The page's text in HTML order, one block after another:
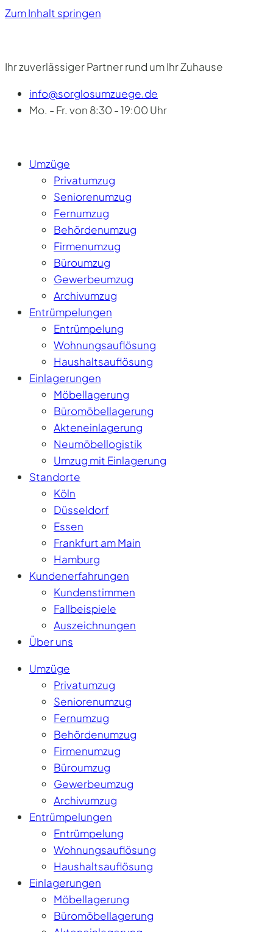
Zum Inhalt springen
Ihr zuverlässiger Partner rund um Ihr Zuhause
info@sorglosumzuege.de
Mo. - Fr. von 8:30 - 19:00 Uhr
Umzüge
Privatumzug
Seniorenumzug
Fernumzug
Behördenumzug
Firmenumzug
Büroumzug
Gewerbeumzug
Archivumzug
Entrümpelungen
Entrümpelung
Wohnungsauflösung
Haushaltsauflösung
Einlagerungen
Möbellagerung
Büromöbellagerung
Akteneinlagerung
Neumöbellogistik
Umzug mit Einlagerung
Standorte
Köln
Düsseldorf
Essen
Frankfurt am Main
Hamburg
Kundenerfahrungen
Kundenstimmen
Fallbeispiele
Auszeichnungen
Über uns
Umzüge
Privatumzug
Seniorenumzug
Fernumzug
Behördenumzug
Firmenumzug
Büroumzug
Gewerbeumzug
Archivumzug
Entrümpelungen
Entrümpelung
Wohnungsauflösung
Haushaltsauflösung
Einlagerungen
Möbellagerung
Büromöbellagerung